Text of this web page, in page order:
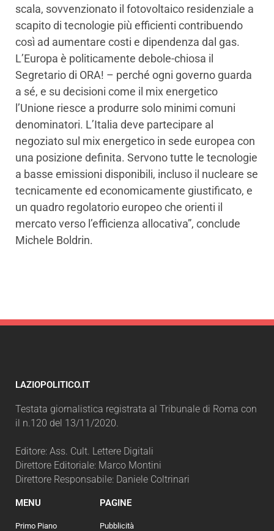
scala, sovvenzionato il fotovoltaico residenziale a
scapito di tecnologie più efficienti contribuendo
così ad aumentare costi e dipendenza dal gas.
L’Europa è politicamente debole-chiosa il
Segretario di ORA! – perché ogni governo guarda
a sé, e su decisioni come il mix energetico
l’Unione riesce a produrre solo minimi comuni
denominatori. L’Italia deve partecipare al
negoziato sul mix energetico in sede europea con
una posizione definita. Servono tutte le tecnologie
a basse emissioni disponibili, incluso il nucleare se
tecnicamente ed economicamente giustificato, e
un quadro regolatorio europeo che orienti il
mercato verso l’efficienza allocativa”, conclude
Michele Boldrin.
LAZIOPOLITICO.IT
Testata giornalistica registrata al Tribunale di Roma con
il n.120 del 13/11/2020.
Editore: Ass. Cult. Lettere Digitali
Direttore Editoriale: Marco Montini
Direttore Responsabile: Daniele Coltrinari
MENU
Primo Piano
PAGINE
Pubblicità